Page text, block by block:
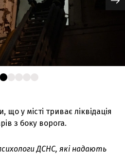
у місті триває ліквідація
з боку ворога.
ДСНС, які надають